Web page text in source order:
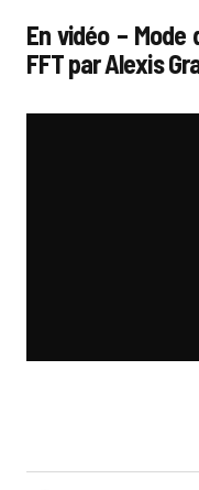
En vidéo –
FFT par Alexis